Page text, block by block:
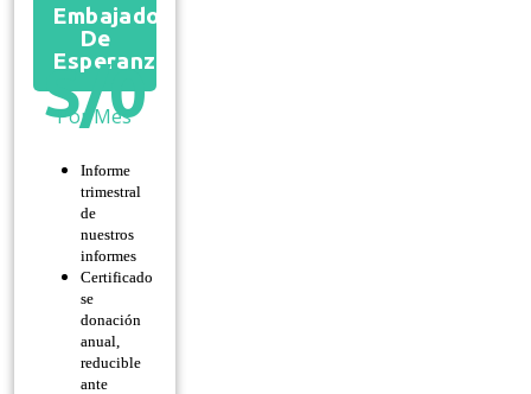
Embajador
De
Esperanza
S/0
Por Mes
Informe
trimestral
de
nuestros
informes
Certificado
se
donación
anual,
reducible
ante